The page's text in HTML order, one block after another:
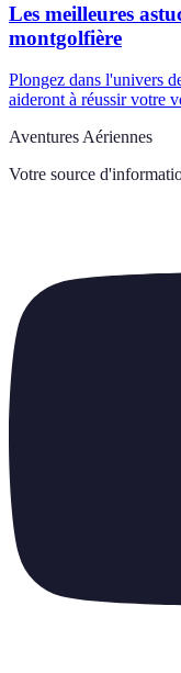
Les meilleures
montgolfière
Plongez dans l'univers
aideront à réussir votre
Aventures Aériennes
Votre source